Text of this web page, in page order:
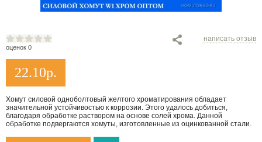
оценок 0
написать отзыв
22.10р.
Хомут силовой одноболтовый желтого хроматирования обладает
значительной устойчивостью к коррозии. Этого удалось добиться,
благодаря обработке раствором на основе солей хрома. Данной
обработке подвергаются хомуты, изготовленные из оцинкованной стали.